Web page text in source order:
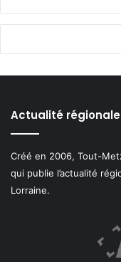
Actualité
Créé en 2006, Tout-
qui publie l’actualité
Lorraine.